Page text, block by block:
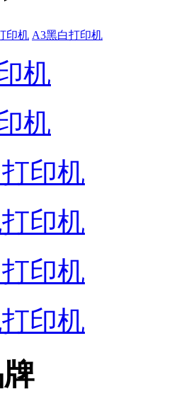
印机 A3黑白打印机
机
机
印机
印机
印机
印机